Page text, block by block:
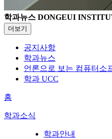
학과뉴스 DONGEUI
더보기
공지사항
학과뉴스
언론으로 보는 컴퓨터소
학과 UCC
홈
학과소식
학과안내